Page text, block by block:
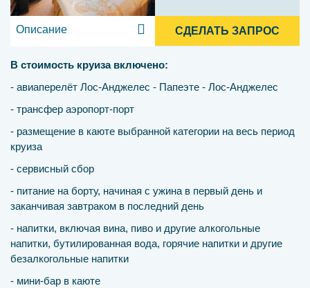
Описание СДЕЛАТЬ ЗАПРОС
В стоимость круиза включено:
- авиаперелёт Лос-Анджелес - Папеэте - Лос-Анджелес
- трансфер аэропорт-порт
- размещение в каюте выбранной категории на весь период
круиза
- сервисный сбор
- питание на борту, начиная с ужина в первый день и
заканчивая завтраком в последний день
- напитки, включая вина, пиво и другие алкогольные
напитки, бутилированная вода, горячие напитки и другие
безалкогольные напитки
- мини-бар в каюте